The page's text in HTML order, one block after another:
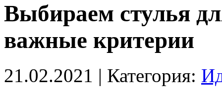
Выбираем стулья
важные критерии
21.02.2021 | Категория: